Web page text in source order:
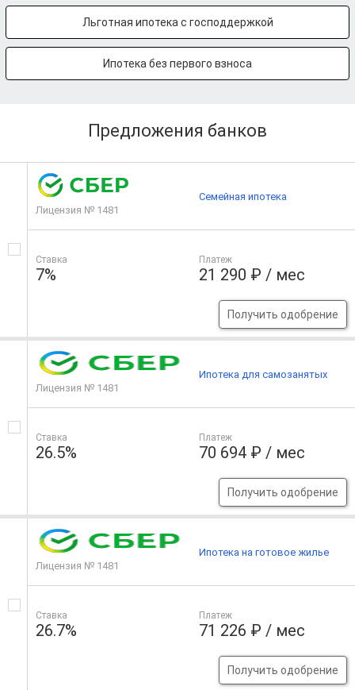
Льготная ипотека с господдержкой
Ипотека без первого взноса
Предложения банков
Лицензия № 1481
Ставка
7%
Платеж
21 290 ₽ / мес
Получить одобрение
Семейная ипотека
Лицензия № 1481
Ставка
26.5%
Платеж
70 694 ₽ / мес
Получить одобрение
Ипотека для самозанятых
Лицензия № 1481
Ставка
26.7%
Платеж
71 226 ₽ / мес
Получить одобрение
Ипотека на готовое жилье